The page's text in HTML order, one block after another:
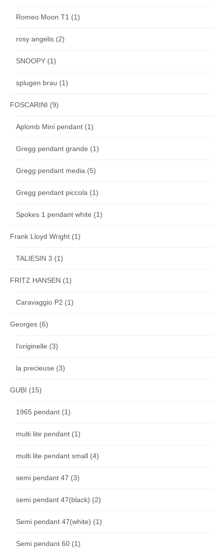
Romeo Moon T1 (1)
rosy angelis (2)
SNOOPY (1)
splugen brau (1)
FOSCARINI (9)
Aplomb Mini pendant (1)
Gregg pendant grande (1)
Gregg pendant media (5)
Gregg pendant piccola (1)
Spokes 1 pendant white (1)
Frank Lloyd Wright (1)
TALIESIN 3 (1)
FRITZ HANSEN (1)
Caravaggio P2 (1)
Georges (6)
l'originelle (3)
la precieuse (3)
GUBI (15)
1965 pendant (1)
multi lite pendant (1)
multi lite pendant small (4)
semi pendant 47 (3)
semi pendant 47(black) (2)
Semi pendant 47(white) (1)
Semi pendant 60 (1)